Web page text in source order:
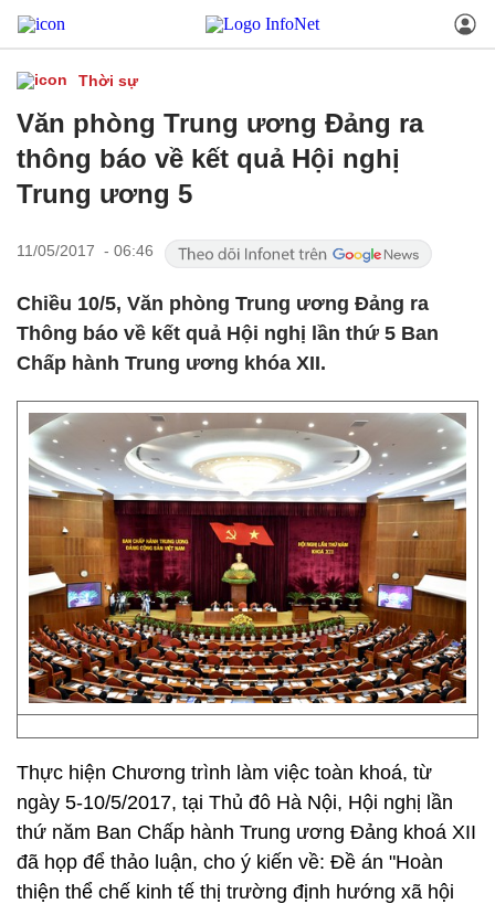
Thời sự
Văn phòng Trung ương Đảng ra
thông báo về kết quả Hội nghị
Trung ương 5
11/05/2017 - 06:46
Chiều 10/5, Văn phòng Trung ương Đảng ra
Thông báo về kết quả Hội nghị lần thứ 5 Ban
Chấp hành Trung ương khóa XII.
Thực hiện Chương trình làm việc toàn khoá, từ
ngày 5-10/5/2017, tại Thủ đô Hà Nội, Hội nghị lần
thứ năm Ban Chấp hành Trung ương Đảng khoá XII
đã họp để thảo luận, cho ý kiến về: Đề án "Hoàn
thiện thể chế kinh tế thị trường định hướng xã hội